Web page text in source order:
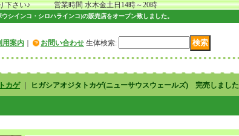
さい♪ 営業時間 水木金土日14時～20時
シインコ・シロハラインコ)の販売店をオープン致しました。
用案内 お問い合わせ 生体検索:
カゲ｜ ヒガシアオジタトカゲ(ニューサウスウェールズ) 完売しました